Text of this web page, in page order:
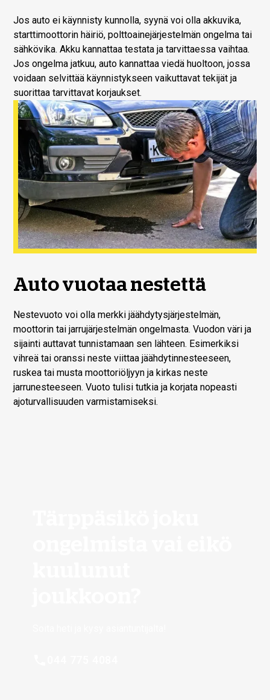
Jos auto ei käynnisty kunnolla, syynä voi olla akkuvika,
starttimoottorin häiriö, polttoainejärjestelmän ongelma tai
sähkövika. Akku kannattaa testata ja tarvittaessa vaihtaa.
Jos ongelma jatkuu, auto kannattaa viedä huoltoon, jossa
voidaan selvittää käynnistykseen vaikuttavat tekijät ja
suorittaa tarvittavat korjaukset.
Auto vuotaa nestettä
Nestevuoto voi olla merkki jäähdytysjärjestelmän,
moottorin tai jarrujärjestelmän ongelmasta. Vuodon väri ja
sijainti auttavat tunnistamaan sen lähteen. Esimerkiksi
vihreä tai oranssi neste viittaa jäähdytinnesteeseen,
ruskea tai musta moottoriöljyyn ja kirkas neste
jarrunesteeseen. Vuoto tulisi tutkia ja korjata nopeasti
ajoturvallisuuden varmistamiseksi.